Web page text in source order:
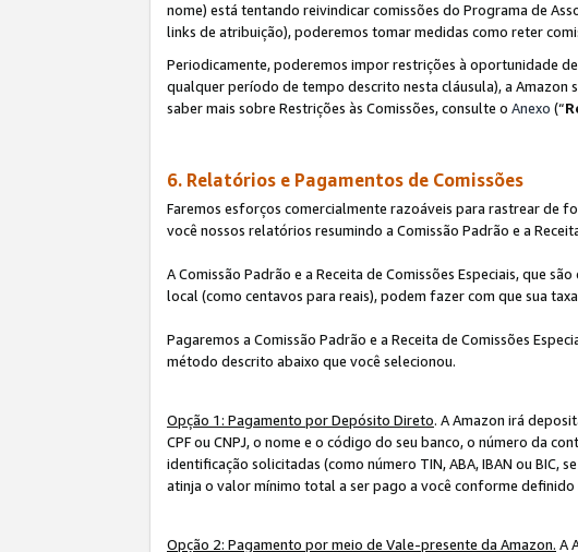
nome) está tentando reivindicar comissões do Programa de
links de atribuição), poderemos tomar medidas como reter
Periodicamente, poderemos impor restrições à oportunidade
qualquer período de tempo descrito nesta cláusula), a
saber mais sobre Restrições às Comissões, consulte o Anexo (“
6. Relatórios e Pagamentos de Comissões
Faremos esforços comercialmente razoáveis para rastrear de
você nossos relatórios resumindo a Comissão Padrão e a
A Comissão Padrão e a Receita de Comissões Especiais, que
local (como centavos para reais), podem fazer com que sua
Pagaremos a Comissão Padrão e a Receita de Comissões
método descrito abaixo que você selecionou.
Opção 1: Pagamento por Depósito Direto. A Amazon irá
CPF ou CNPJ, o nome e o código do seu banco, o número da
identificação solicitadas (como número TIN, ABA, IBAN ou BIC,
atinja o valor mínimo total a ser pago a você conforme definido
Opção 2: Pagamento por meio de Vale-presente da Amazon. A